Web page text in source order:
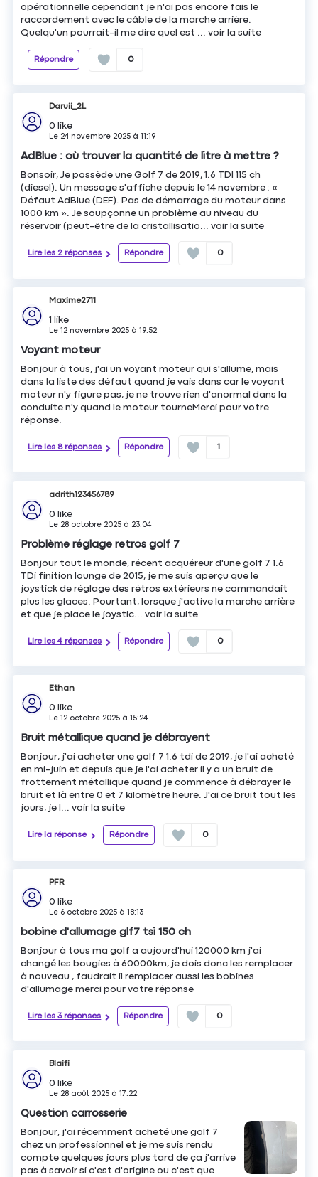
opérationnelle cependant je n'ai pas encore fais le
raccordement avec le câble de la marche arrière.
Quelqu'un pourrait-il me dire quel est ...voir la suite
Répondre 0
Daruii_2L
0 like
Le 24 novembre 2025 à11:19
AdBlue : où trouver la quantité de litre à mettre ?
Bonsoir, Je possède une Golf 7 de 2019, 1.6 TDI 115 ch
(diesel). Un message s'affiche depuis le 14 novembre : «
Défaut AdBlue (DEF). Pas de démarrage du moteur dans
1000 km ». Je soupçonne un problème au niveau du
réservoir (peut-être de la cristallisatio...voir la suite
Lire les 2 réponses Répondre 0
Maxime2711
1 like
Le12 novembre 2025 à19:52
Voyant moteur
Bonjour à tous, j'ai un voyant moteur qui s'allume, mais
dans la liste des défaut quand je vais dans car le voyant
moteur n'y figure pas, je ne trouve rien d'anormal dans la
conduite n'y quand le moteur tourneMerci pour votre
réponse.
Lire les 8 réponses Répondre 1
adrith123456789
0 like
Le 28 octobre 2025 à 23:04
Problème réglage retros golf 7
Bonjour tout le monde, récent acquéreur d'une golf 7 1.6
TDi finition lounge de 2015, je me suis aperçu que le
joystick de réglage des rétros extérieurs ne commandait
plus les glaces. Pourtant, lorsque j'active la marche arrière
et que je place le joystic...voir la suite
Lire les 4 réponses Répondre 0
Ethan
0 like
Le12 octobre 2025 à15:24
Bruit métallique quand je débrayent
Bonjour, j'ai acheter une golf 7 1.6 tdi de 2019, je l'ai acheté
en mi-juin et depuis que je l'ai acheter il y a un bruit de
frottement métallique quand je commence à débrayer le
bruit et là entre 0 et 7 kilomètre heure. J'ai ce bruit tout les
jours, je l...voir la suite
Lire la réponse Répondre 0
PFR
0 like
Le 6 octobre 2025 à18:13
bobine d'allumage glf7 tsi 150 ch
Bonjour à tous ma golf a aujourd'hui 120000 km j'ai
changé les bougies à 60000km, je dois donc les remplacer
à nouveau , faudrait il remplacer aussi les bobines
d'allumage merci pour votre réponse
Lire les 3 réponses Répondre 0
Blaifi
0 like
Le 28 août 2025 à17:22
Question carrosserie
Bonjour, j'ai récemment acheté une golf 7
chez un professionnel et je me suis rendu
compte quelques jours plus tard de ça j'arrive
pas à savoir si c'est d'origine ou c'est que